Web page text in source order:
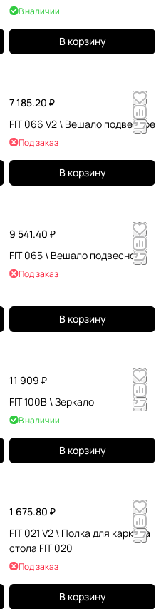
В наличии
В корзину
7 185.20 ₽
FIT 066 V2 \ Вешало подвесное
Под заказ
В корзину
9 541.40 ₽
FIT 065 \ Вешало подвесное
Под заказ
В корзину
11 909 ₽
FIT 100B \ Зеркало
В наличии
В корзину
1 675.80 ₽
FIT 021 V2 \ Полка для каркаса
стола FIT 020
Под заказ
В корзину